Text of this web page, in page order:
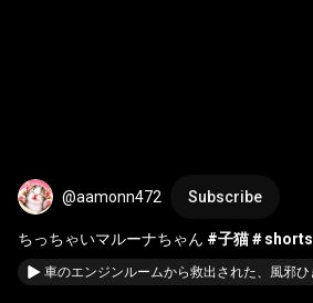
@aamonn472 Subscribe
ちっちゃいマルーナちゃん #子猫＃shorts